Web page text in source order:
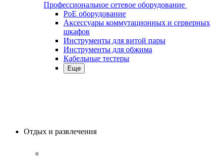
Профессиональное сетевое оборудование
PoE оборудование
Аксессуары коммутационных и серверных
шкафов
Инструменты для витой пары
Инструменты для обжима
Кабельные тестеры
Еще
Отдых и развлечения